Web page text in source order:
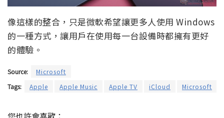
像這樣的整合，只是微軟希望讓更多人使用 Windows
的一種方式，讓用戶在使用每一台設備時都擁有更好
的體驗。
Source:
Microsoft
Tags:
Apple Apple Music Apple TV iCloud Microsoft